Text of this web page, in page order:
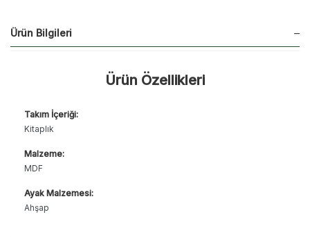
Ürün Bilgileri
Ürün Özellikleri
Takım İçeriği:
Kitaplık
Malzeme:
MDF
Ayak Malzemesi:
Ahşap